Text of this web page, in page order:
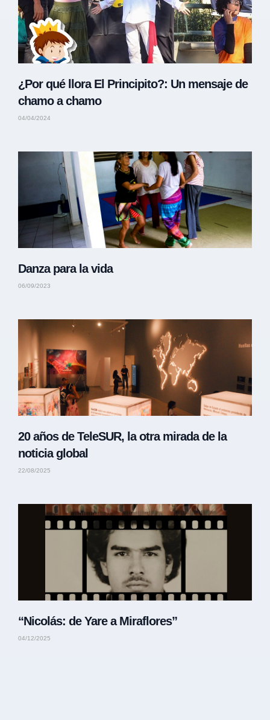
¿Por qué llora El Principito?: Un mensaje de
chamo a chamo
04/04/2024
Danza para la vida
06/09/2023
20 años de TeleSUR, la otra mirada de la
noticia global
22/08/2025
“Nicolás: de Yare a Miraflores”
04/12/2025